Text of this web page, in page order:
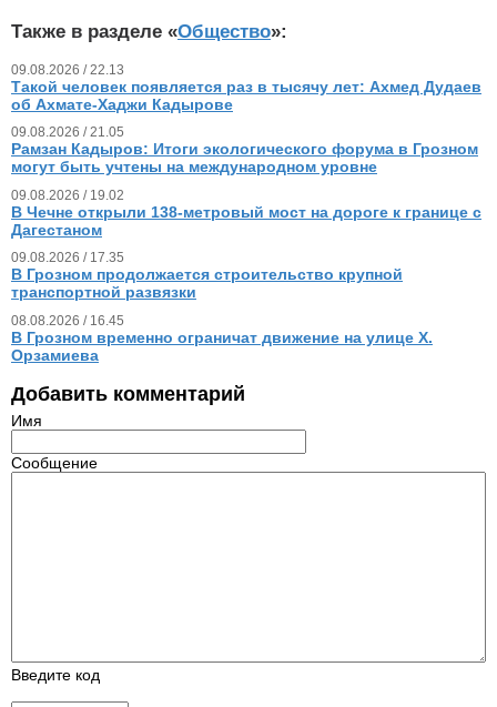
Также в разделе «Общество»:
09.08.2026 / 22.13
Такой человек появляется раз в тысячу лет: Ахмед Дудаев
об Ахмате-Хаджи Кадырове
09.08.2026 / 21.05
Рамзан Кадыров: Итоги экологического форума в Грозном
могут быть учтены на международном уровне
09.08.2026 / 19.02
В Чечне открыли 138-метровый мост на дороге к границе с
Дагестаном
09.08.2026 / 17.35
В Грозном продолжается строительство крупной
транспортной развязки
08.08.2026 / 16.45
В Грозном временно ограничат движение на улице Х.
Орзамиева
Добавить комментарий
Имя
Сообщение
Введите код